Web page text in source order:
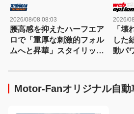
2026/08/08 08:03
腰高感を抑えたハーフエア
ロで「重厚な刺激的フォル
ムへと昇華」スタイリッシ
2026/
「壊
した
動パ
Motor-Fanオリジナル自動